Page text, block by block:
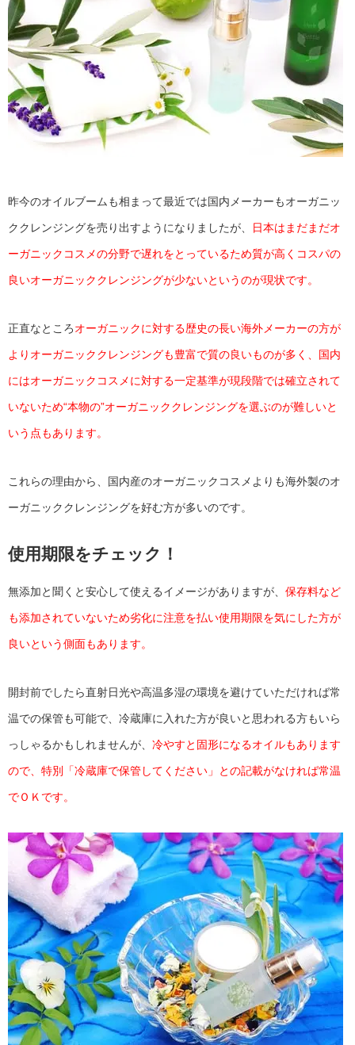
昨今のオイルブームも相まって最近では国内メーカーもオーガニッ
ククレンジングを売り出すようになりましたが、 日本はまだまだオ
ーガニックコスメの分野で遅れをとっているため質が高くコスパの
良いオーガニッククレンジングが少ないというのが現状です。
正直なところオーガニックに対する歴史の長い海外メーカーの方が
よりオーガニッククレンジングも豊富で質の良いものが多く、国内
にはオーガニックコスメに対する一定基準が現段階では確立されて
いないため“本物の”オーガニッククレンジングを選ぶのが難しいと
いう点もあります。
これらの理由から、国内産のオーガニックコスメよりも海外製のオ
ーガニッククレンジングを好む方が多いのです。
使用期限をチェック！
無添加と聞くと安心して使えるイメージがありますが、 保存料など
も添加されていないため劣化に注意を払い使用期限を気にした方が
良いという側面もあります。
開封前でしたら直射日光や高温多湿の環境を避けていただければ常
温での保管も可能で、冷蔵庫に入れた方が良いと思われる方もいら
っしゃるかもしれませんが、 冷やすと固形になるオイルもあります
ので、特別「冷蔵庫で保管してください」との記載がなければ常温
でＯＫです。